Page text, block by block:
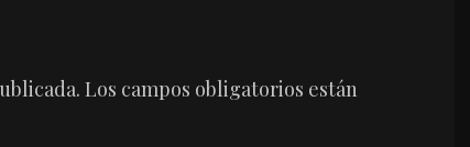
Los campos obligatorios están